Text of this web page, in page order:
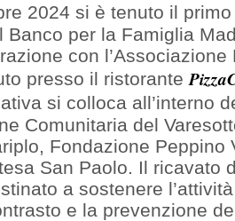
2024 si è tenuto il
Banco per la Famiglia
con
presso il ristorante
si colloca all’interno
Comunitaria del
Fondazione Peppino
San Paolo. Il ricavato
a sostenere
e la prevenzione